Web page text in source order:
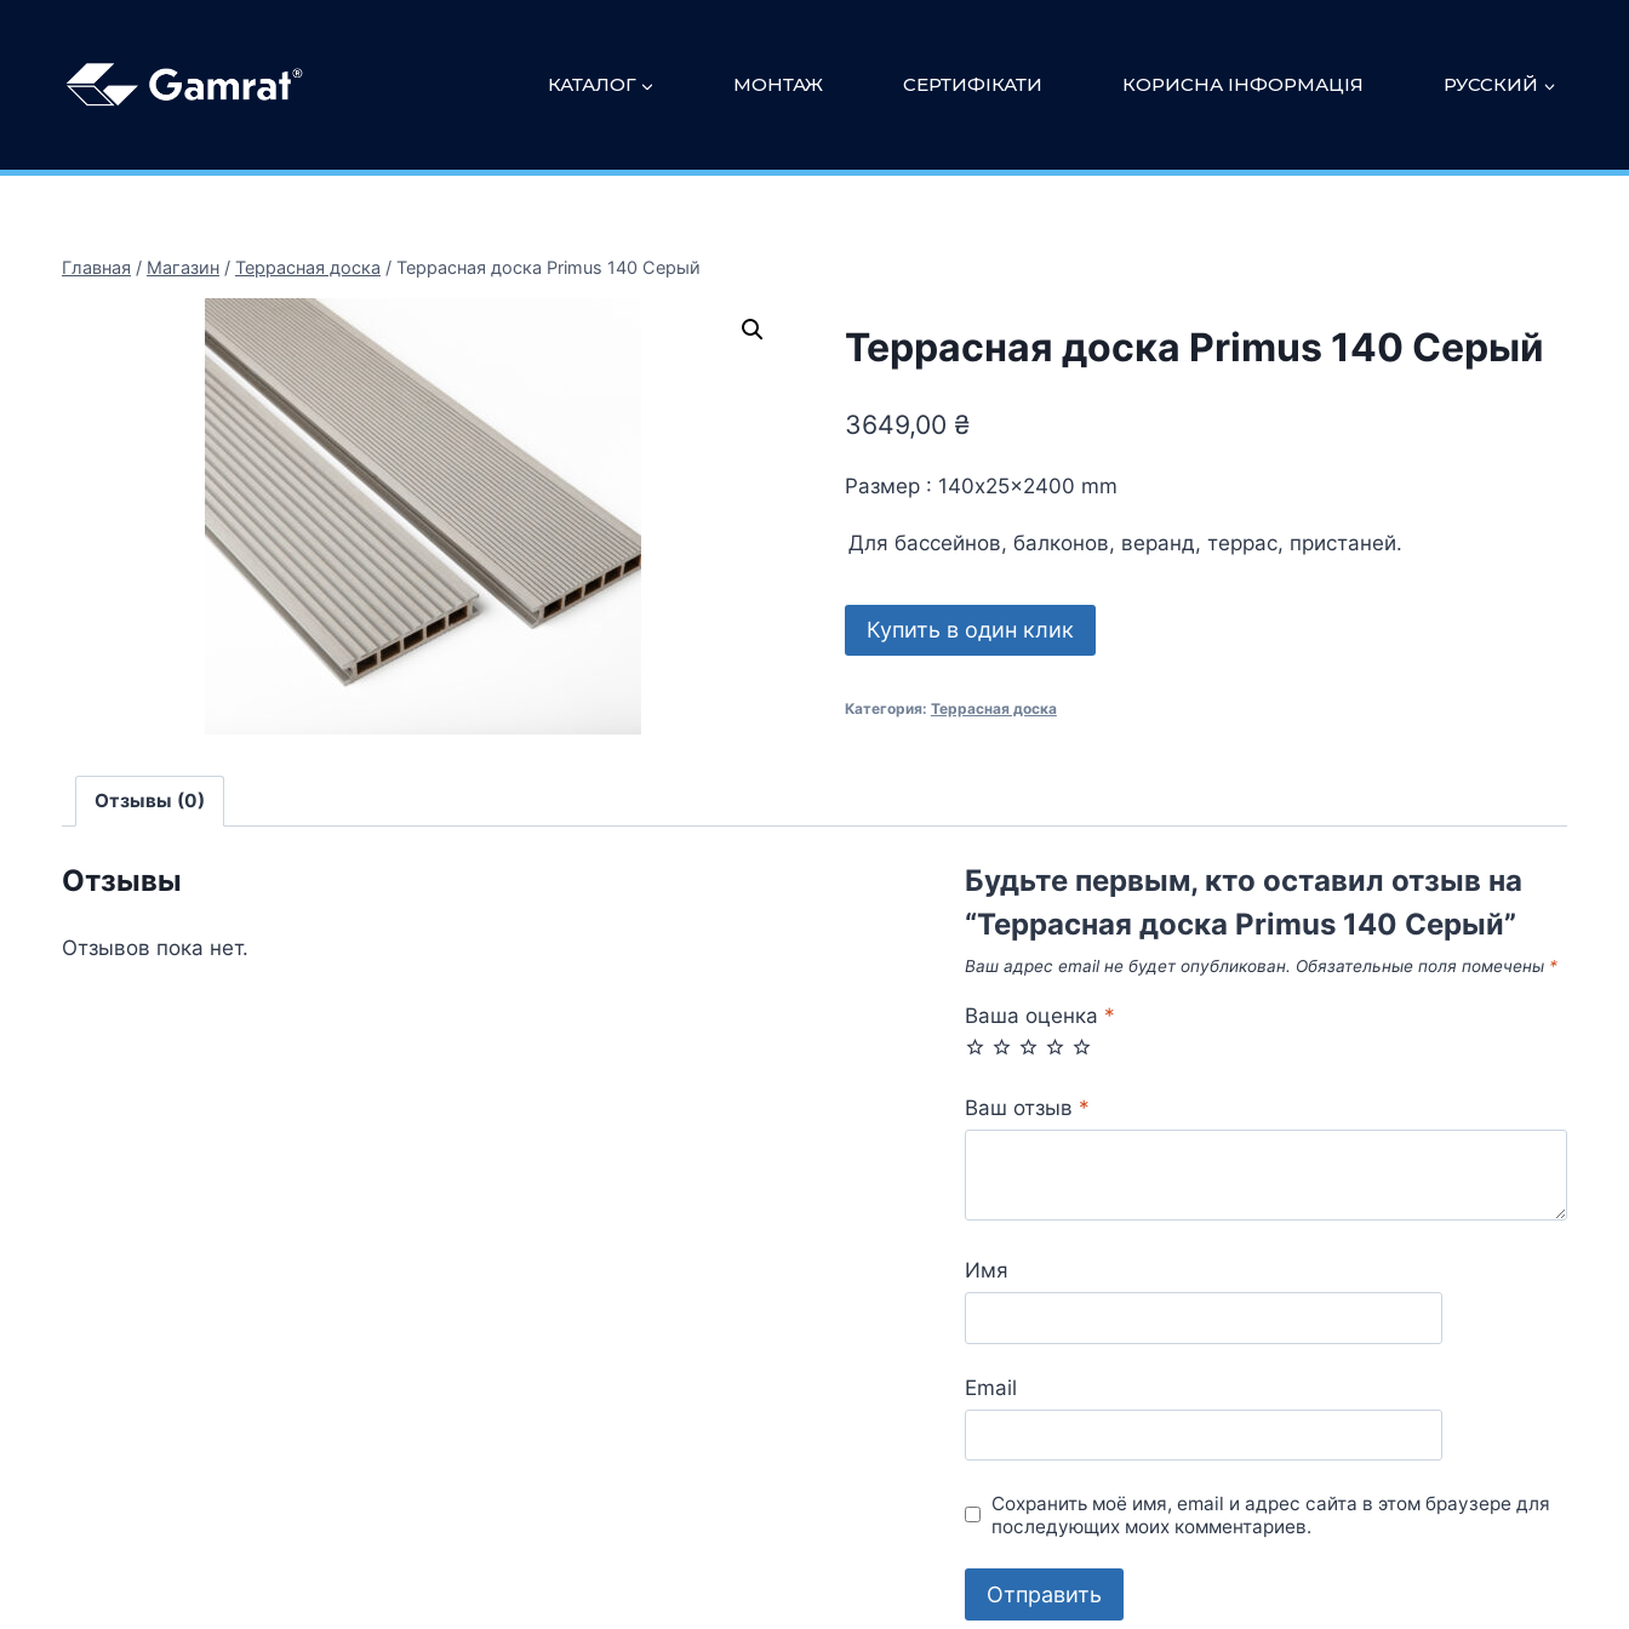
КАТАЛОГ МОНТАЖ СЕРТИФІКАТИ КОРИСНА ІНФОРМАЦІЯ РУССКИЙ
Главная / Магазин / Террасная доска / Террасная доска Primus 140 Серый
Террасная доска Primus 140 Серый
3649,00 ₴
Размер : 140x25x2400 mm
Для бассейнов, балконов, веранд, террас, пристаней.
Купить в один клик
Категория: Террасная доска
Отзывы (0)
Отзывы
Отзывов пока нет.
Будьте первым, кто оставил отзыв на
“Террасная доска Primus 140 Серый”
Ваш адрес email не будет опубликован. Обязательные поля помечены *
Ваша оценка *
Ваш отзыв *
Имя
Email
Сохранить моё имя, email и адрес сайта в этом браузере для
последующих моих комментариев.